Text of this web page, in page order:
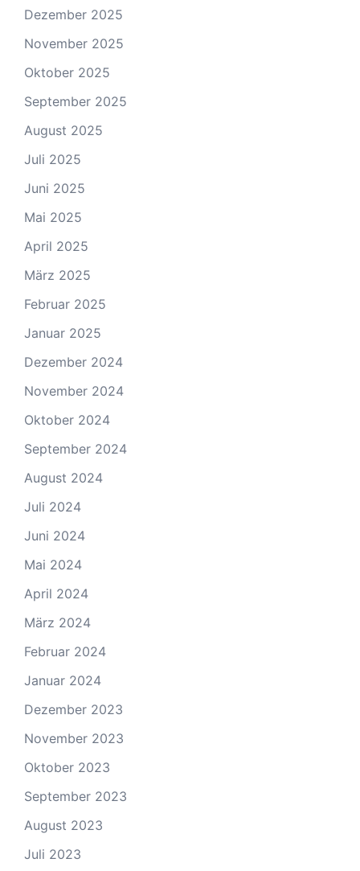
Dezember 2025
November 2025
Oktober 2025
September 2025
August 2025
Juli 2025
Juni 2025
Mai 2025
April 2025
März 2025
Februar 2025
Januar 2025
Dezember 2024
November 2024
Oktober 2024
September 2024
August 2024
Juli 2024
Juni 2024
Mai 2024
April 2024
März 2024
Februar 2024
Januar 2024
Dezember 2023
November 2023
Oktober 2023
September 2023
August 2023
Juli 2023